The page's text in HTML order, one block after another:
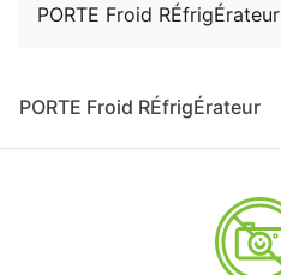
PORTE Froid RÉfrigÉrateur
PORTE Froid RÉfrigÉrateur